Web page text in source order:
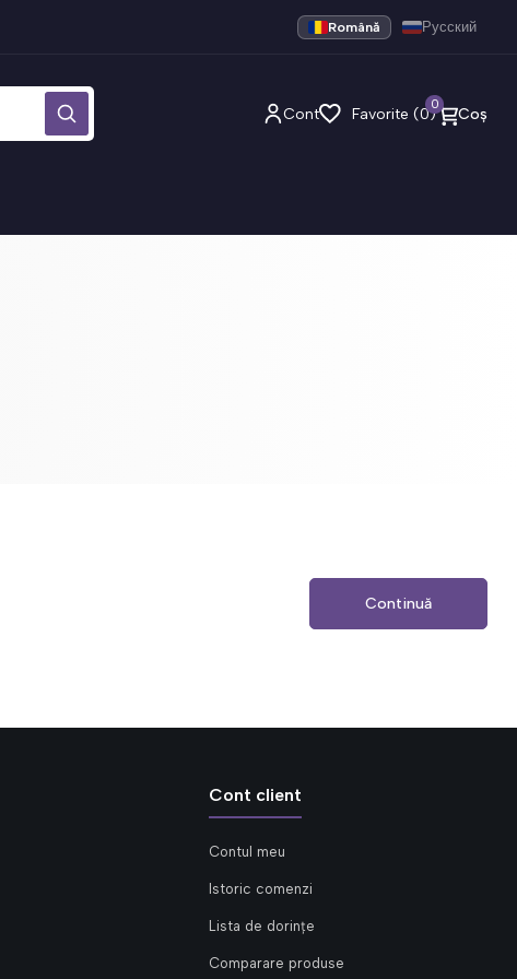
Română Русский
Cont Favorite (0) Coș
0
Continuă
Cont client
Contul meu
Istoric comenzi
Lista de dorințe
Comparare produse